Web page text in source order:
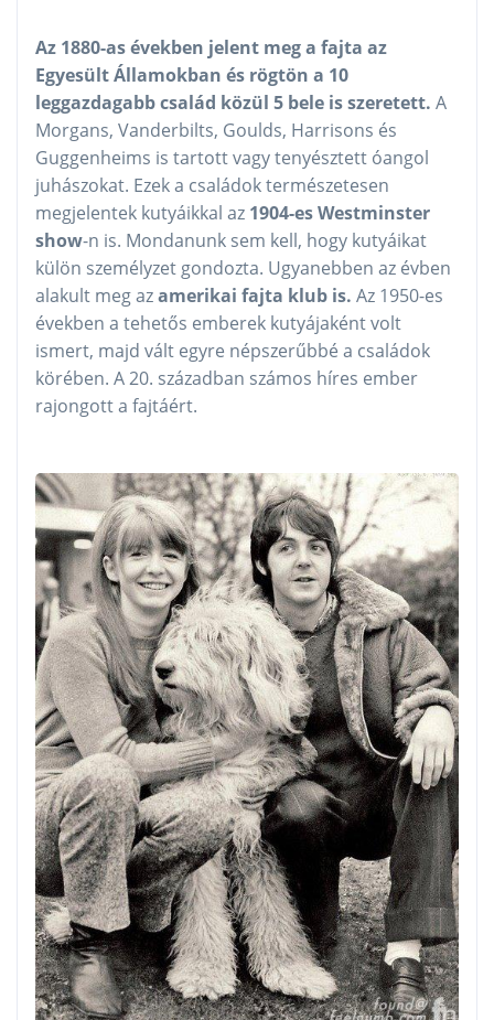
Az 1880-as években jelent meg a fajta az
Egyesült Államokban és rögtön a 10
leggazdagabb család közül 5 bele is szeretett. A
Morgans, Vanderbilts, Goulds, Harrisons és
Guggenheims is tartott vagy tenyésztett óangol
juhászokat. Ezek a családok természetesen
megjelentek kutyáikkal az 1904-es Westminster
show-n is. Mondanunk sem kell, hogy kutyáikat
külön személyzet gondozta. Ugyanebben az évben
alakult meg azamerikai fajta klub is. Az 1950-es
években a tehetős emberek kutyájaként volt
ismert, majd vált egyre népszerűbbé a családok
körében. A 20. században számos híres ember
rajongott a fajtáért.